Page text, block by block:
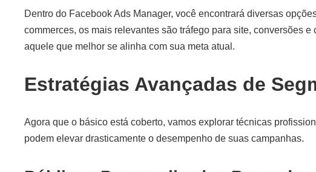
Dentro do Facebook Ads Manager, você encontrará diversas
commerces, os mais relevantes são tráfego para site, conversões
aquele que melhor se alinha com sua meta atual.
Estratégias Avançadas de
Agora que o básico está coberto, vamos explorar técnicas
podem elevar drasticamente o desempenho de suas campanhas.